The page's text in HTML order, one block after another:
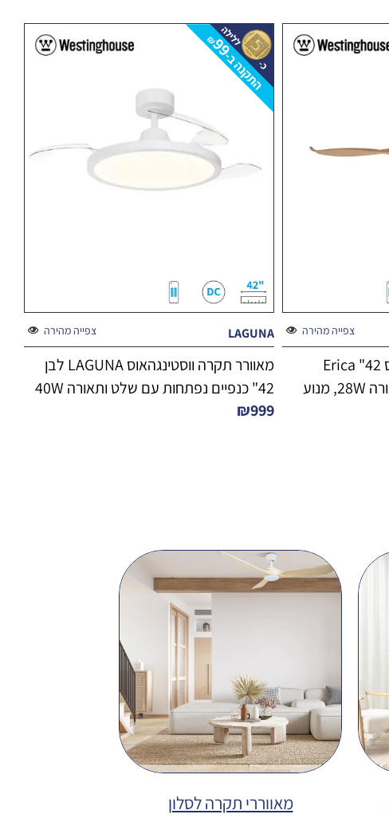
צפייה מהירה
מאוורר תקרה ווסטינגהאוס 42" Erica
לבן/עץ אלון עם שלט ותאורה 28W, מנוע
צפייה מהירה LAGUNA
מאוורר תקרה ווסטינגהאוס LAGUNA לבן
42" כנפיים נפתחות עם שלט ותאורה 40W
₪999
מאווררי תקרה לסלון